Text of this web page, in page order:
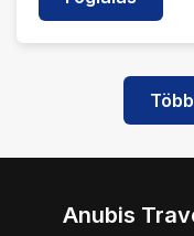
Anubis